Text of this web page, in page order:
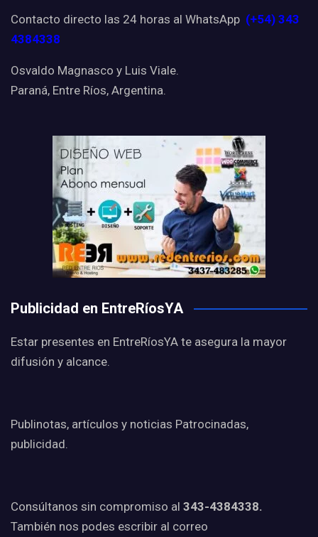
Contacto directo las 24 horas al WhatsApp (+54) 343
4384338
Osvaldo Magnasco y Luis Viale.
Paraná, Entre Ríos, Argentina.
Publicidad en EntreRíosYA
Estar presentes en EntreRíosYA te asegura la mayor
difusión y alcance.
Publinotas, artículos y noticias Patrocinadas,
publicidad.
Consúltanos sin compromiso al 343-4384338.
También nos podes escribir al correo